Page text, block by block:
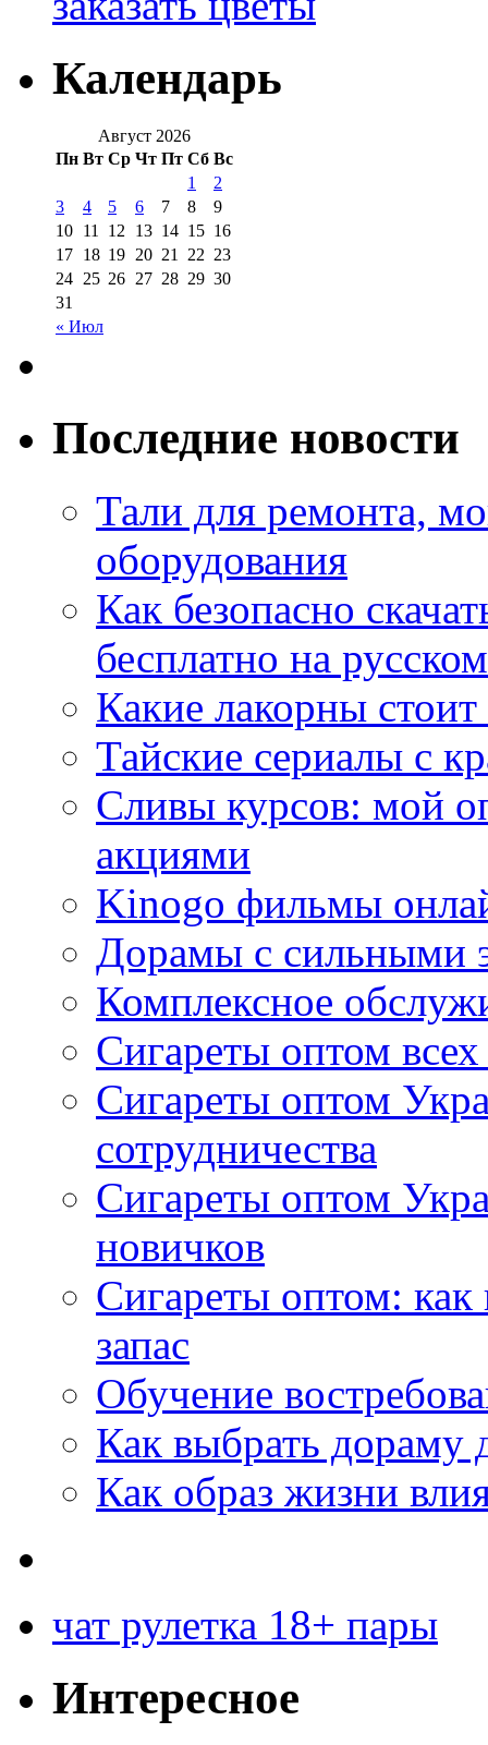
Календарь
Август 2026
Пн Вт Ср Чт Пт Сб Вс
« Июл
1
2
3
4 5 6 7 8
9
10 11 12 13 14 15 16
17 18 19 20 21 22 23
24 25 26 27 28 29 30
31
Последние новости
Тали для ремонта,
оборудования
Как безопасно
бесплатно на
Какие лакорны
Тайские сериалы с
Сливы курсов: мой
акциями
Kinogo фильмы
Дорамы с сильными
Комплексное
Сигареты оптом
Сигареты оптом
сотрудничества
Сигареты оптом
новичков
Сигареты оптом:
запас
Обучение
Как выбрать дораму
Как образ жизни
чат рулетка 18+ пары
Интересное